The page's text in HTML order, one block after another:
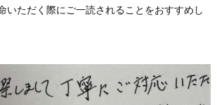
いただく際にご一読されることをおすすめし